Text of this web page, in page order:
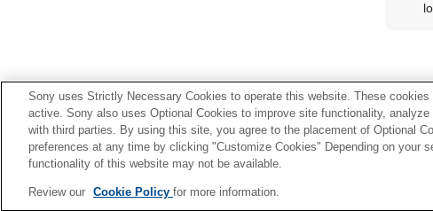
Sony uses Strictly Necessary Cookies to operate this website. These
active. Sony also uses Optional Cookies to improve site functionality,
with third parties. By using this site, you agree to the placement of Optional
preferences at any time by clicking "Customize Cookies" Depending on your
functionality of this website may not be available.
Review our Cookie Policy for more information.